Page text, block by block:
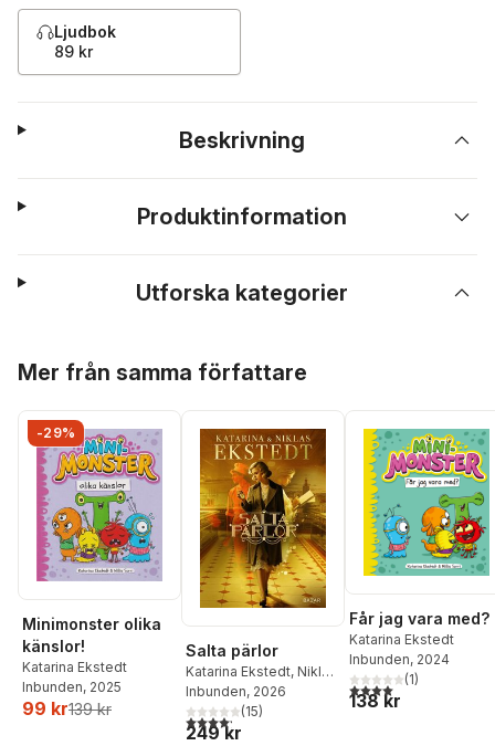
Ljudbok
89 kr
Beskrivning
Produktinformation
Utforska kategorier
Mer från samma författare
-29%
Minimonster olika
känslor!
Katarina Ekstedt
Inbunden, 2025
99 kr139 kr
Salta pärlor
Katarina Ekstedt, Niklas
Ekstedt
Inbunden, 2026
4,2utav 5 stjärnor. Totalt antal röster:
(15)
249 kr
Får jag vara med?
Katarina Ekstedt
Inbunden, 2024
4,0utav 5 stjärnor.
(1)
138 kr